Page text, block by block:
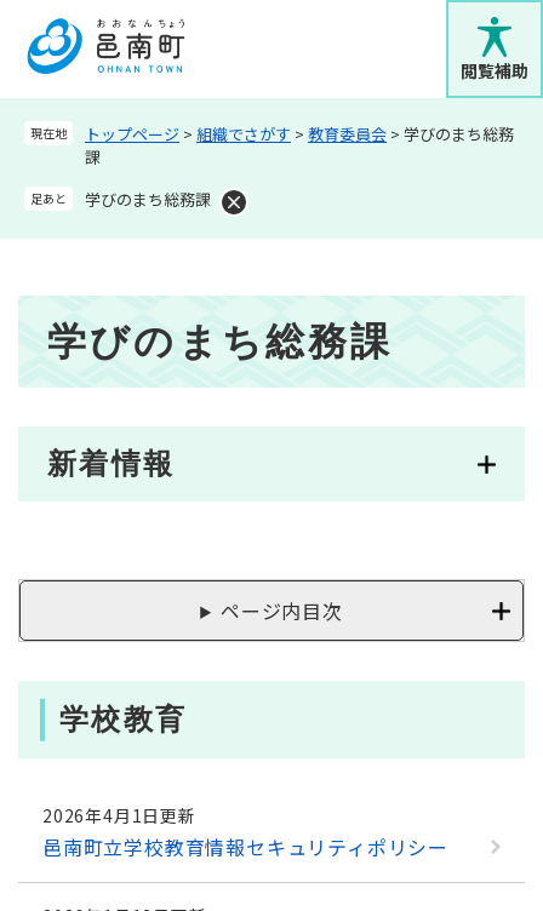
メニューを飛ばして本文へ
閲覧補助
現在地 トップページ > 組織でさがす > 教育委員会 > 学びのまち総務
課
足あと 学びのまち総務課
学びのまち総務課
新着情報
ページ内目次
学校教育
2026年4月1日更新
邑南町立学校教育情報セキュリティポリシー